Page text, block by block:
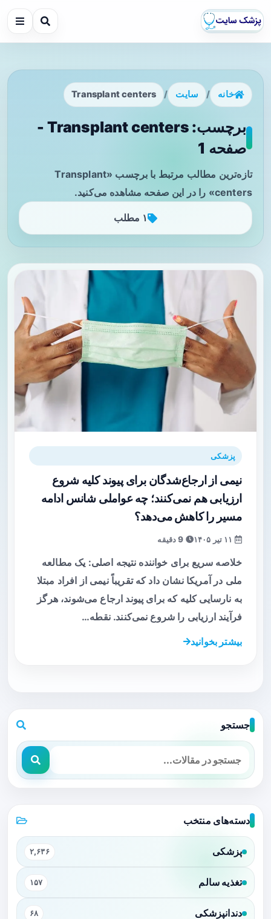
خانه / سایت /
Transplant centers
برچسب: Transplant centers -
صفحه 1
تازه‌ترین مطالب مرتبط با برچسب «Transplant
centers» را در این صفحه مشاهده می‌کنید.
۱ مطلب
پزشکی
نیمی از ارجاع‌شدگان برای پیوند کلیه شروع
ارزیابی هم نمی‌کنند؛ چه عواملی شانس ادامه
مسیر را کاهش می‌دهد؟
خلاصه سریع برای خواننده نتیجه اصلی: یک مطالعه
ملی در آمریکا نشان داد که تقریباً نیمی از افراد مبتلا
به نارسایی کلیه که برای پیوند ارجاع می‌شوند، هرگز
فرآیند ارزیابی را شروع نمی‌کنند. نقطه…
بیشتر بخوانید
جستجو
دسته‌های منتخب
پزشکی ۲,۶۳۶
تغذیه سالم ۱۵۷
دندانپزشکی ۶۸